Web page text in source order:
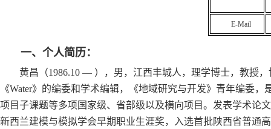
E-Mail
一、个人简历：
黄昌（1986.10 — ），男，江西丰城人，理学博士，教授
《Water》 的编委和学术编辑， 《地域研究与开发》青年编委，
项目子课题等多项 国家级、省部级以及横向项目。发表学术论文
新西兰建模与模拟学会早期职业生涯奖，
入选首批陕西省普通